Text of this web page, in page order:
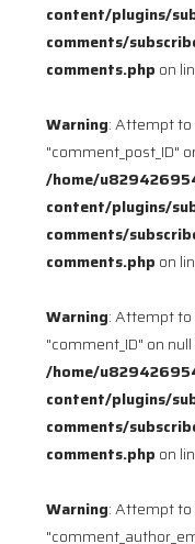
content/plugins/
comments/
comments.php on
Warning: Attempt
"comment_post_ID"
/home/
content/plugins/
comments/
comments.php on
Warning: Attempt
"comment_ID" on null
/home/
content/plugins/
comments/
comments.php on
Warning: Attempt